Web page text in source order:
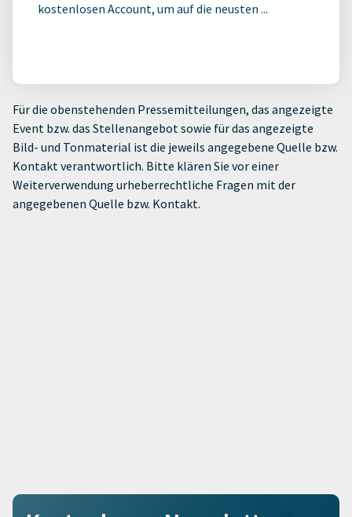
kostenlosen Account, um auf die neusten ...
Für die obenstehenden Pressemitteilungen, das angezeigte
Event bzw. das Stellenangebot sowie für das angezeigte
Bild- und Tonmaterial ist die jeweils angegebene Quelle bzw.
Kontakt verantwortlich. Bitte klären Sie vor einer
Weiterverwendung urheberrechtliche Fragen mit der
angegebenen Quelle bzw. Kontakt.